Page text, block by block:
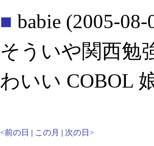
■ babie (2005-08-
そういや関西勉
わいい COBOL
<前の日 | この月 | 次の日>